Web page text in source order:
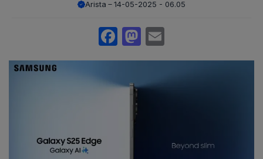
Arista 14-05-2025 - 06.05
Facebook
Mastodon